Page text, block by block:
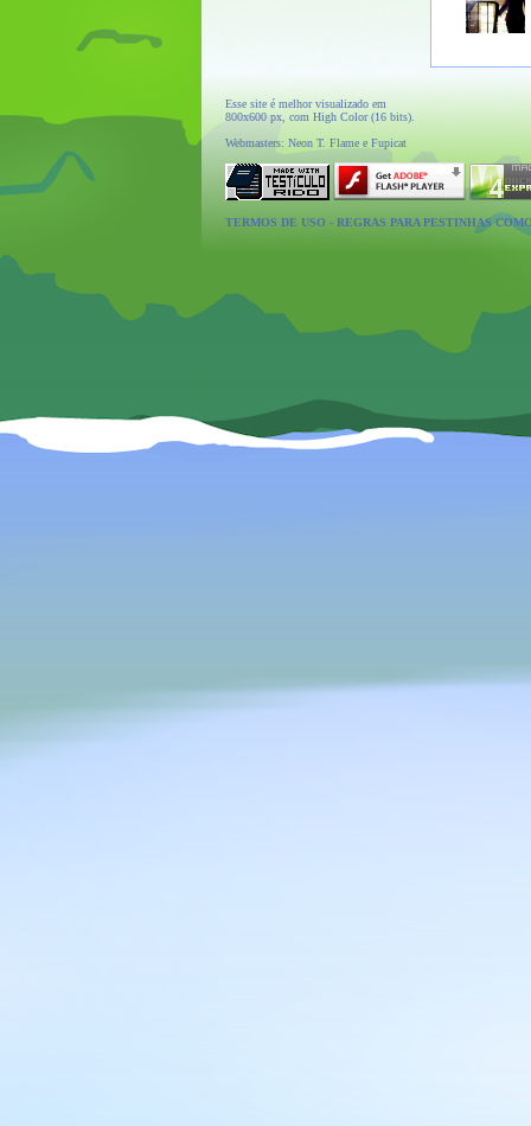
Esse site é melhor visualizado em
800x600 px, com High Color (16 bits).
Webmasters: Neon T. Flame e Fupicat
TERMOS DE USO - REGRAS PARA PESTINHAS